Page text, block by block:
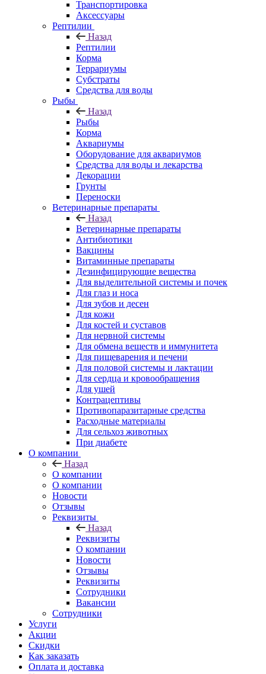
Транспортировка
Аксессуары
Рептилии
Назад
Рептилии
Корма
Террариумы
Субстраты
Средства для воды
Рыбы
Назад
Рыбы
Корма
Аквариумы
Оборудование для аквариумов
Средства для воды и лекарства
Декорации
Грунты
Переноски
Ветеринарные препараты
Назад
Ветеринарные препараты
Антибиотики
Вакцины
Витаминные препараты
Дезинфицирующие вещества
Для выделительной системы и почек
Для глаз и носа
Для зубов и десен
Для кожи
Для костей и суставов
Для нервной системы
Для обмена веществ и иммунитета
Для пищеварения и печени
Для половой системы и лактации
Для сердца и кровообращения
Для ушей
Контрацептивы
Противопаразитарные средства
Расходные материалы
Для сельхоз животных
При диабете
О компании
Назад
О компании
О компании
Новости
Отзывы
Реквизиты
Назад
Реквизиты
О компании
Новости
Отзывы
Реквизиты
Сотрудники
Вакансии
Сотрудники
Услуги
Акции
Скидки
Как заказать
Оплата и доставка